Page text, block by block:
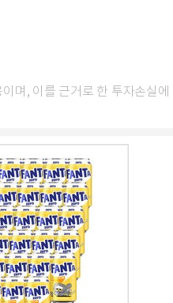
며, 이를 근거로 한 투자손실에